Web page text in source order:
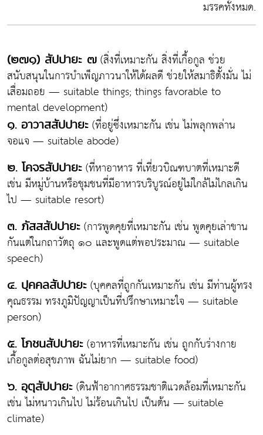
มรรคทั้งหมด.
(๒๗๑) สัปปายะ ๗ (สิ่งที่เหมาะกัน สิ่งที่เกื้อกูล ช่วย
สนับสนุนในการบำเพ็ญภาวนาให้ได้ผลดี ช่วยให้สมาธิตั้งมั่น ไม่
เสื่อมถอย — suitable things; things favorable to
mental development)
๑. อาวาสสัปปายะ (ที่อยู่ซึ่งเหมาะกัน เช่น ไม่พลุกพล่าน
จอแจ — suitable abode)
๒. โคจรสัปปายะ (ที่หาอาหาร ที่เที่ยวบิณฑบาตที่เหมาะดี
เช่น มีหมู่บ้านหรือชุมชนที่มีอาหารบริบูรณ์อยู่ไม่ใกล้ไม่ไกลเกิน
ไป — suitable resort)
๓. ภัสสสัปปายะ (การพูดคุยที่เหมาะกัน เช่น พูดคุยเล่าขาน
กันแต่ในกถาวัตถุ ๑๐ และพูดแต่พอประมาณ — suitable
speech)
๔. ปุคคลสัปปายะ (บุคคลที่ถูกกันเหมาะกัน เช่น มีท่านผู้ทรง
คุณธรรม ทรงภูมิปัญญาเป็นที่ปรึกษาเหมาะใจ — suitable
person)
๕. โภชนสัปปายะ (อาหารที่เหมาะกัน เช่น ถูกกับร่างกาย
เกื้อกูลต่อสุขภาพ ฉันไม่ยาก — suitable food)
๖. อุตุสัปปายะ (ดินฟ้าอากาศธรรมชาติแวดล้อมที่เหมาะกัน
เช่น ไม่หนาวเกินไป ไม่ร้อนเกินไป เป็นต้น — suitable
climate)